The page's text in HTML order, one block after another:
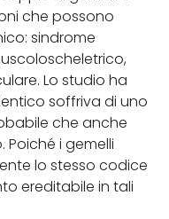
che possono
sindrome
Lo studio ha
soffriva di uno
che anche
i gemelli
lo stesso codice
ereditabile in tali